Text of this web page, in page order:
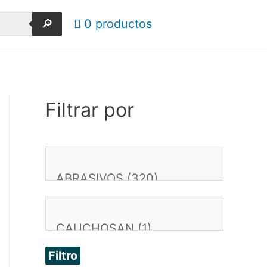
🔎 0 productos
Filtrar por
Filtro